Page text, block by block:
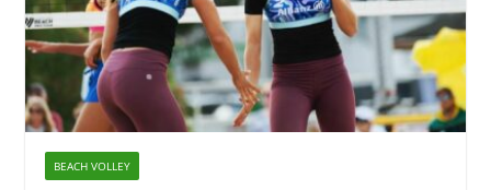
BEACH VOLLEY